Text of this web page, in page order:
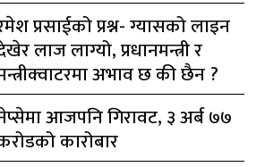
प्रसाईको प्रश्न- ग्यासको लाइन
लाज लाग्यो, प्रधानमन्त्री र
अभाव छ की छैन ?
आजपनि गिरावट, ३ अर्ब ७७
कारोबार